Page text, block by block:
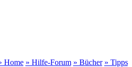
Home » Hilfe-Forum » Bücher » Tipps